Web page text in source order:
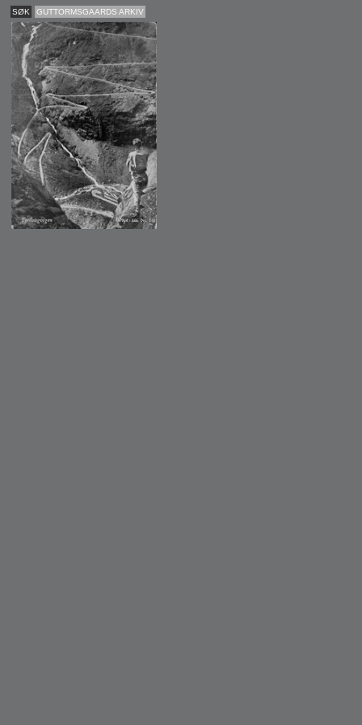
SØK GUTTORMSGAARDS ARKIV